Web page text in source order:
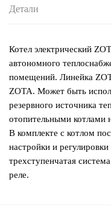
Детали
Котел электрический
автономного
помещений. Линейка
ZOTA. Может быть
резервного источника
отопительными котлами
В комплекте с котлом
настройки и
трехступенчатая
реле.